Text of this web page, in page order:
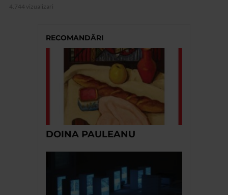
4.744 vizualizari
RECOMANDĂRI
DOINA PAULEANU